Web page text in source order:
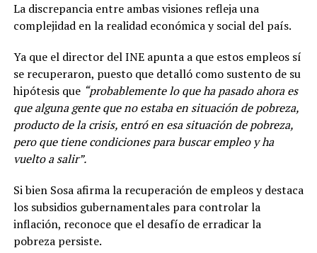
La discrepancia entre ambas visiones refleja una
complejidad en la realidad económica y social del país.
Ya que el director del INE apunta a que estos empleos sí
se recuperaron, puesto que detalló como sustento de su
hipótesis que “probablemente lo que ha pasado ahora es
que alguna gente que no estaba en situación de pobreza,
producto de la crisis, entró en esa situación de pobreza,
pero que tiene condiciones para buscar empleo y ha
vuelto a salir”.
Si bien Sosa afirma la recuperación de empleos y destaca
los subsidios gubernamentales para controlar la
inflación, reconoce que el desafío de erradicar la
pobreza persiste.